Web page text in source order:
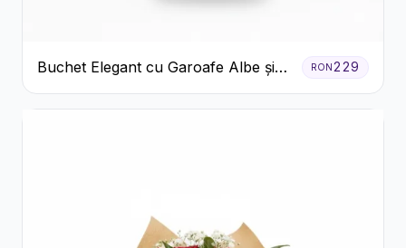
Buchet Elegant cu Garoafe Albe și
Eucalipt
RON229